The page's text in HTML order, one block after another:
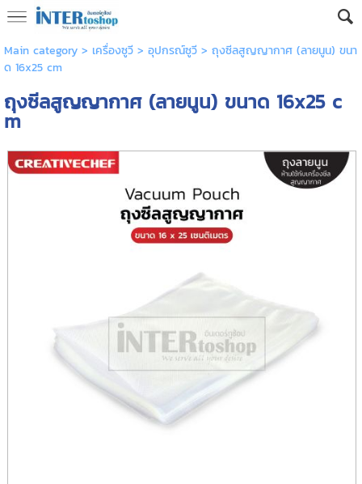
Main category> เครื่องซูวี> อุปกรณ์ซูวี> ถุงซีลสูญญากาศ (ลายนูน) ขนา
ด 16x25 cm
ถุงซีลสูญญากาศ (ลายนูน) ขนาด 16x25 c
m